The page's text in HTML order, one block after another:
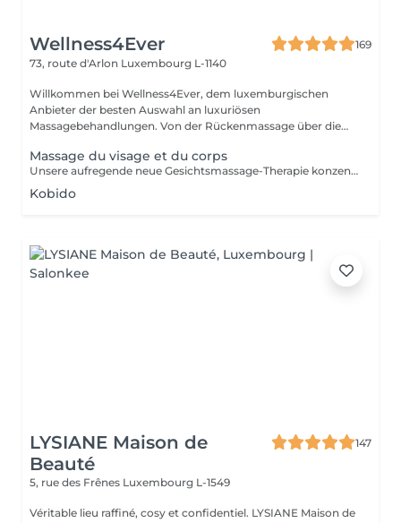
Wellness4Ever
169
73, route d'Arlon Luxembourg L-1140
Willkommen bei Wellness4Ever, dem luxemburgischen
Anbieter der besten Auswahl an luxuriösen
Massagebehandlungen. Von der Rückenmassage über die
Massage du visage et du corps
Unsere aufregende neue Gesichtsmassage-Therapie konzentriert sich darauf, Ihre Haut zu verjüngen und Ihnen ein jugendliches, strahlendes Aussehen zu verleihen, das Sie entspannt, erfrischt und voller Leben fühlen lässt. Regelmäßige Gesichtsmassagen können die Durchblutung verbessern und die Gesichtsmuskeln entspannen, Verspannungen im Gesicht und um die Augen lösen und gleichzeitig die Textur, die schlaffe Haut und das Auftreten von Falten verbessern. Es hat sich auch gezeigt, dass es den Sinusdruck lindert und sogar bei hartnäckiger Akne helfen kann. All diese Vorteile können Ihnen strahlende, belebte Gesichtszüge schenken, die Ihnen ein ebenso jugendliches Gefühl geben, wie Sie aussehen.
Kobido
LYSIANE Maison de
Beauté
147
5, rue des Frênes Luxembourg L-1549
Véritable lieu raffiné, cosy et confidentiel. LYSIANE Maison de